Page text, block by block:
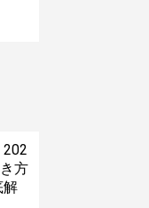
202
方
解